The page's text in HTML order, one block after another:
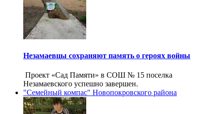
Незамаевцы сохраняют память о героях войны
Проект «Сад Памяти» в СОШ № 15 поселка
Незамаевского успешно завершен.
"Семейный компас" Новопокровского района